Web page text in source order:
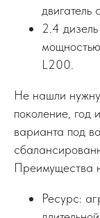
2.4
L200.
Не нашли
поколение, год
варианта под
Преимущества
Ресурс: